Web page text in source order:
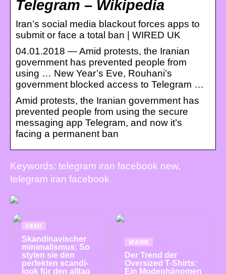
Telegram – Wikipedia
Iran’s social media blackout forces apps to
submit or face a total ban | WIRED UK
04.01.2018 — Amid protests, the Iranian
government has prevented people from
using … New Year’s Eve, Rouhani’s
government blocked access to Telegram …
Amid protests, the Iranian government has
prevented people from using the secure
messaging app Telegram, and now it’s
facing a permanent ban
Keywords: telegram iran facebook new,
telegram iran facebook
FRAU
Skandinavischer
minimalismus: So
stylen sie den
perfekten scandi-
look für den alltag
MANN
Der Trend der
Oversized T-Shirts:
Ein Modephänomen